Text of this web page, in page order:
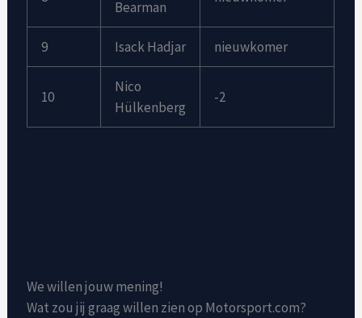
Bearman
9 Isack Hadjar nieuwkomer
10
Nico
Hülkenberg
-2
We willen jouw mening!
Wat zou jij graag willen zien op Motorsport.com?